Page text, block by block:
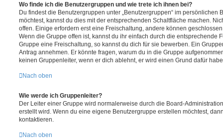
Wo finde ich die Benutzergruppen und wie trete ich ihnen bei?
Du findest die Benutzergruppen unter „Benutzergruppen“ im persönlichen
möchtest, kannst du dies mit der entsprechenden Schaltfläche machen.
offen. Einige erfordern erst eine Freischaltung, andere können
Wenn die Gruppe offen ist, kannst du ihr einfach durch die entsprechende
Gruppe eine Freischaltung, so kannst du dich für sie bewerben. Ein
Antrag annehmen. Er könnte fragen, warum du in die Gruppe
keinen Gruppenleiter, wenn er dich ablehnt, er wird einen Grund dafür
Nach oben
Wie werde ich Gruppenleiter?
Der Leiter einer Gruppe wird normalerweise durch die Board-
erstellt wird. Wenn du eine eigene Benutzergruppe erstellen möchtest,
kontaktieren.
Nach oben